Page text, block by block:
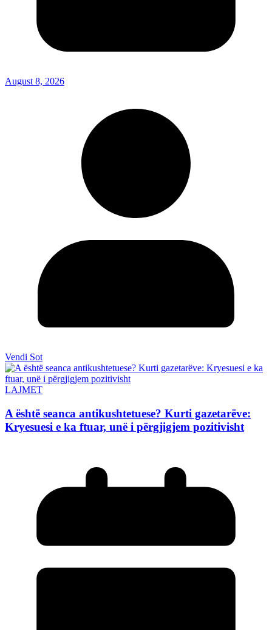
August 8, 2026
Vendi Sot
LAJMET
A është seanca antikushtetuese? Kurti gazetarëve:
Kryesuesi e ka ftuar, unë i përgjigjem pozitivisht